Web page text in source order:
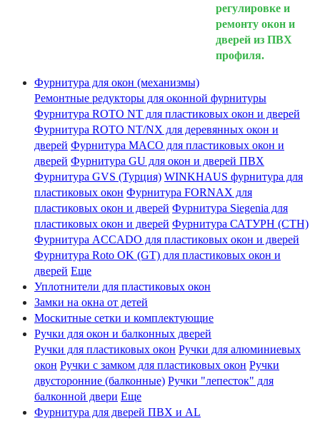
регулировке и
ремонту окон и
дверей из ПВХ
профиля.
Фурнитура для окон (механизмы)
Ремонтные редукторы для оконной фурнитуры
Фурнитура ROTO NT для пластиковых окон и дверей
Фурнитура ROTO NT/NX для деревянных окон и
дверей Фурнитура MACO для пластиковых окон и
дверей Фурнитура GU для окон и дверей ПВХ
Фурнитура GVS (Турция) WINKHAUS фурнитура для
пластиковых окон Фурнитура FORNAX для
пластиковых окон и дверей Фурнитура Siegenia для
пластиковых окон и дверей Фурнитура САТУРН (СТН)
Фурнитура ACCADO для пластиковых окон и дверей
Фурнитура Roto OK (GT) для пластиковых окон и
дверей Еще
Уплотнители для пластиковых окон
Замки на окна от детей
Москитные сетки и комплектующие
Ручки для окон и балконных дверей
Ручки для пластиковых окон Ручки для алюминиевых
окон Ручки с замком для пластиковых окон Ручки
двусторонние (балконные) Ручки "лепесток" для
балконной двери Еще
Фурнитура для дверей ПВХ и AL